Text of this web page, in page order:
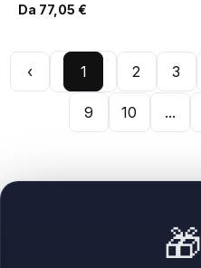
Da 77,05 €
‹ 1 2 3
9 10 ...
🎁